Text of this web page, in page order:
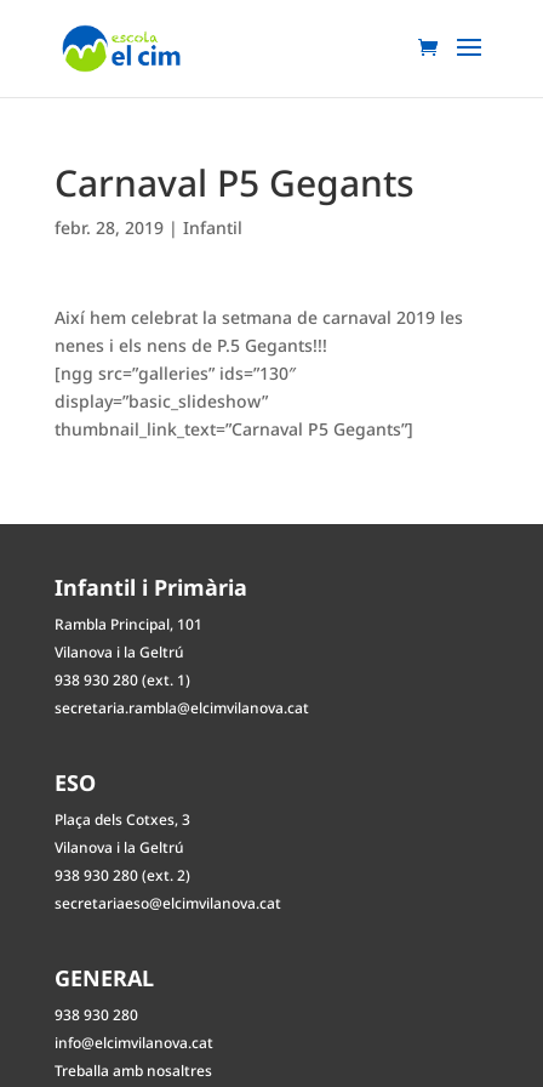
Carnaval P5 Gegants
febr. 28, 2019| Infantil
Així hem celebrat la setmana de carnaval 2019 les
nenes i els nens de P.5 Gegants!!!
[ngg src=”galleries” ids=”130″
display=”basic_slideshow”
thumbnail_link_text=”Carnaval P5 Gegants”]
Infantil i Primària
Rambla Principal, 101
Vilanova i la Geltrú
938 930 280 (ext. 1)
secretaria.rambla@elcimvilanova.cat
ESO
Plaça dels Cotxes, 3
Vilanova i la Geltrú
938 930 280 (ext. 2)
secretariaeso@elcimvilanova.cat
GENERAL
938 930 280
info@elcimvilanova.cat
Treballa amb nosaltres